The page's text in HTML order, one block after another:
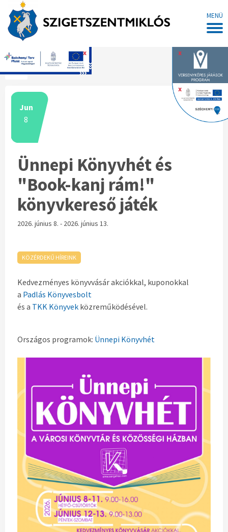
MENÜ
x
x
x
Főoldal
Jun
8
Ünnepi Könyvhét és
"Book-kanj rám!"
könyvkereső játék
2026. június 8. - 2026. június 13.
KÖZÉRDEKŰ HÍREINK
Kedvezményes könyvvásár akciókkal, kuponokkal
a Padlás Könyvesbolt
és a TKK Könyvek közreműködésével.
Országos programok: Ünnepi Könyvhét